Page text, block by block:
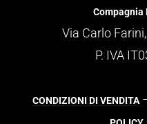
Compagnia
Via Carlo
P. IVA
CONDIZIONI DI VENDITA